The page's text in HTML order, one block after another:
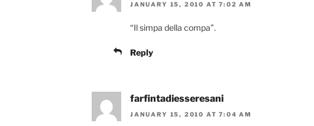
JANUARY 15, 2010 AT 7:02 AM
“Il simpa della compa”.
Reply
farfintadiesseresani
JANUARY 15, 2010 AT 7:04 AM